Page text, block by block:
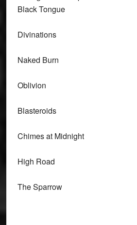
Black Tongue
Divinations
Naked Burn
Oblivion
Blasteroids
Chimes at Midnight
High Road
The Sparrow